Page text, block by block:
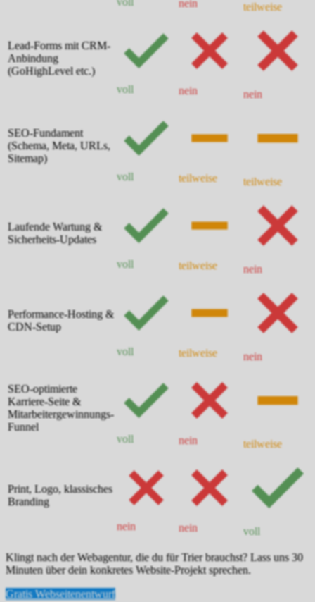
voll nein teilweise
Lead-Forms mit CRM-
Anbindung
(GoHighLevel etc.)
voll
nein nein
SEO-Fundament
(Schema, Meta, URLs,
Sitemap)
voll
teilweise teilweise
Laufende Wartung &
Sicherheits-Updates
voll teilweise nein
Performance-Hosting &
CDN-Setup
voll teilweise nein
SEO-optimierte
Karriere-Seite &
Mitarbeitergewinnungs-
Funnel
voll
nein teilweise
Print, Logo, klassisches
Branding
nein nein voll
Klingt nach der Webagentur, die du für Trier brauchst? Lass uns 30
Minuten über dein konkretes Website-Projekt sprechen.
Gratis Webseitenentwurf